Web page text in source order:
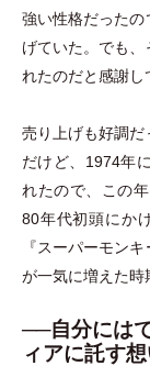
強い性格だった
げていた。でも
れたのだと感謝し
売り上げも好調
だけど、1974年
れたので、この
80年代初頭にか
『スーパーモン
が一気に増えた時
──自分には
ィアに託す想